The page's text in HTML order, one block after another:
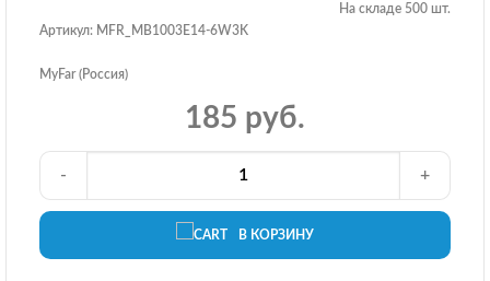
На складе 500 шт.
Артикул: MFR_MB1003E14-6W3K
MyFar (Россия)
185 руб.
В КОРЗИНУ
- +